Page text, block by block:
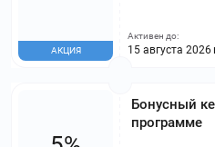
АКЦИЯ
Активен до:
15 августа 2026
Бонусный
программе